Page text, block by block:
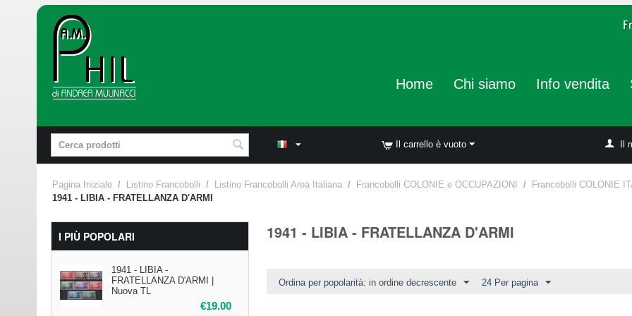
Home Chi siamo Info vendita
Il carrello è vuoto Il
Pagina Iniziale / Listino Francobolli / Listino Francobolli Area Italiana / Francobolli COLONIE e OCCUPAZIONI /
Francobolli COLONIE
1941 - LIBIA - FRATELLANZA D'ARMI
I PIÙ POPOLARI
1941 - LIBIA -
FRATELLANZA D'ARMI |
Nuova TL
€19.00
1941 - LIBIA - FRATELLANZA D'ARMI
Ordina per popolarità: in ordine decrescente 24 Per pagina